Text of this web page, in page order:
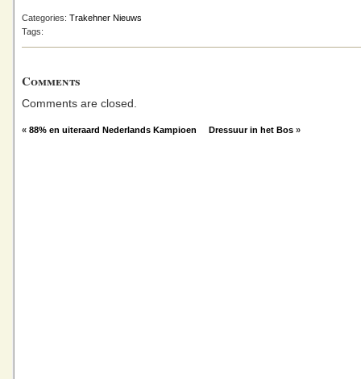
Categories: Trakehner Nieuws
Tags:
Comments
Comments are closed.
« 88% en uiteraard Nederlands Kampioen Dressuur in het Bos »